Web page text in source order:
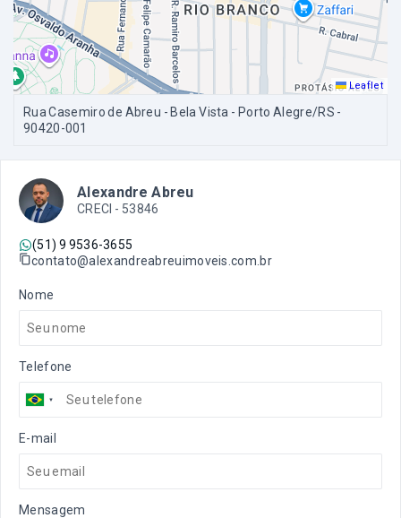
Leaflet
Rua Casemiro de Abreu - Bela Vista - Porto Alegre/RS -
90420-001
Alexandre Abreu
CRECI - 53846
(51) 9 9536-3655
contato@alexandreabreuimoveis.com.br
Nome
Telefone
E-mail
Mensagem